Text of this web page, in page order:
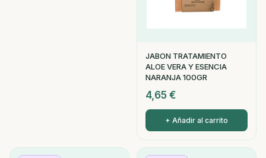
JABON TRATAMIENTO
ALOE VERA Y ESENCIA
NARANJA 100GR
4,65 €
+ Añadir al carrito